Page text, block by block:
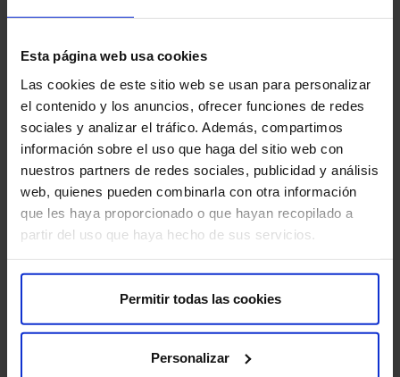
Esta página web usa cookies
Las cookies de este sitio web se usan para personalizar
el contenido y los anuncios, ofrecer funciones de redes
sociales y analizar el tráfico. Además, compartimos
información sobre el uso que haga del sitio web con
nuestros partners de redes sociales, publicidad y análisis
web, quienes pueden combinarla con otra información
que les haya proporcionado o que hayan recopilado a
partir del uso que haya hecho de sus servicios.
Permitir todas las cookies
Personalizar
Informado, un documento con información importante
que deberás leer y firmar.
Si tu cita es para una Resonancia Magnética (RM), es
crucial que nos informes sobre la presencia de
marcapasos, objetos metálicos, prótesis (incluidas las
dentales), tatuajes o dispositivos de infusión de
medicamentos, como bombas de insulina.
Estas pruebas diagnósticas son muy seguras, pero